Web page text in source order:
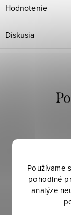
Používame
pohodlné
analýze
Hodnotenie
Diskusia